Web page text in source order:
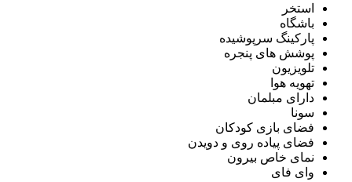
استخر
باشگاه
پارکینگ سرپوشیده
پوشش های پنجره
تلویزیون
تهویه هوا
دارای مبلمان
سونا
فضای بازی کودکان
فضای پیاده روی و دویدن
نمای خاص بیرون
وای فای